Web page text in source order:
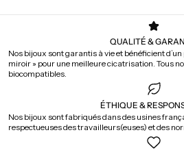
QUALITÉ &
Nos bijoux sont garantis à vie et bénéficient
miroir » pour une meilleure cicatrisation. Tous
biocompatibles.
ÉTHIQUE &
Nos bijoux sont fabriqués dans des usines
respectueuses des travailleurs(euses) et des